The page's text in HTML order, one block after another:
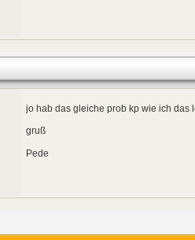
jo hab das gleiche prob kp wie ich das
gruß
Pede